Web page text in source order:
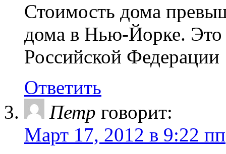
Стоимость дома
дома в Нью-Йорке. Это
Российской Федерации
Ответить
Петр говорит:
Март 17, 2012 в 9:22 пп